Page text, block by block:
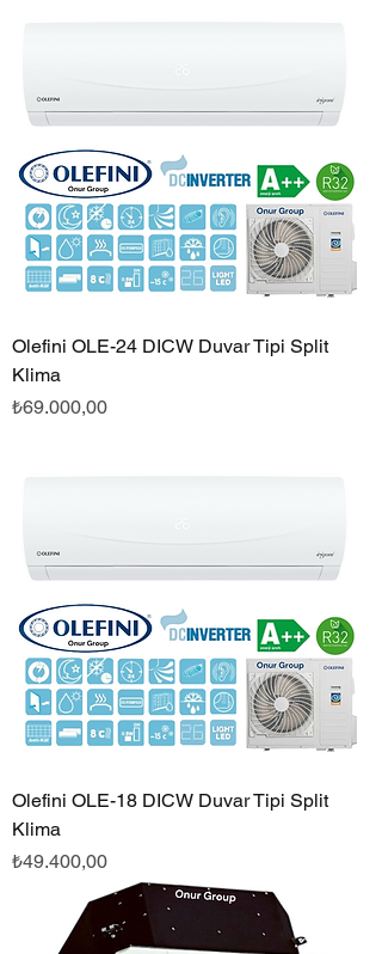
Olefini OLE-24 DICW Duvar Tipi Split
Klima
Fiyat
₺69.000,00
Olefini OLE-18 DICW Duvar Tipi Split
Klima
Fiyat
₺49.400,00